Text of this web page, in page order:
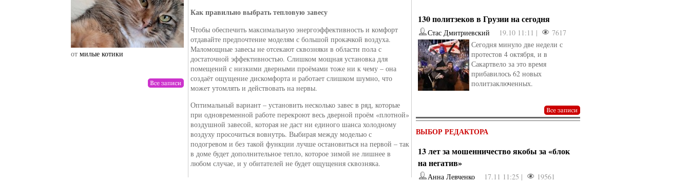
отмилые котики от drunktwi отНаталья Верхова от Ирина Иновели от kotyaravesel
Как правильно выбрать тепловую завесу
Чтобы обеспечить максимальную энергоэффективность и комфорт
отдавайте предпочтение моделям с большой прокачкой воздуха.
Маломощные завесы не отсекают сквозняки в области пола с
достаточной эффективностью. Слишком мощная установка для
помещений с низкими дверными проёмами тоже ни к чему – она
создаёт ощущение дискомфорта и работает слишком шумно, что
может утомлять и действовать на нервы.
Оптимальный вариант – установить несколько завес в ряд, которые
при одновременной работе перекроют весь дверной проём «плотной»
воздушной завесой, которая не даст ни единого шанса холодному
воздуху просочиться вовнутрь. Выбирая между моделью с
подогревом и без такой функции лучше остановиться на первой – так
в доме будет дополнительное тепло, которое зимой не лишнее в
любом случае, и у обитателей не будет ощущения сквозняка.
130 политзеков в Грузии на сегодня
Стас Дмитриевский 19.10 11:11 |
7617
Сегодня минуло две недели с
протестов 4 октября, и в
Сакартвело за это время
прибавилось 62 новых
политзаключенных.
ВЫБОР РЕДАКТОРА
13 лет за мошенничество якобы за «блок
на негатив»
Анна Левченко 17.11 11:25 |
19561